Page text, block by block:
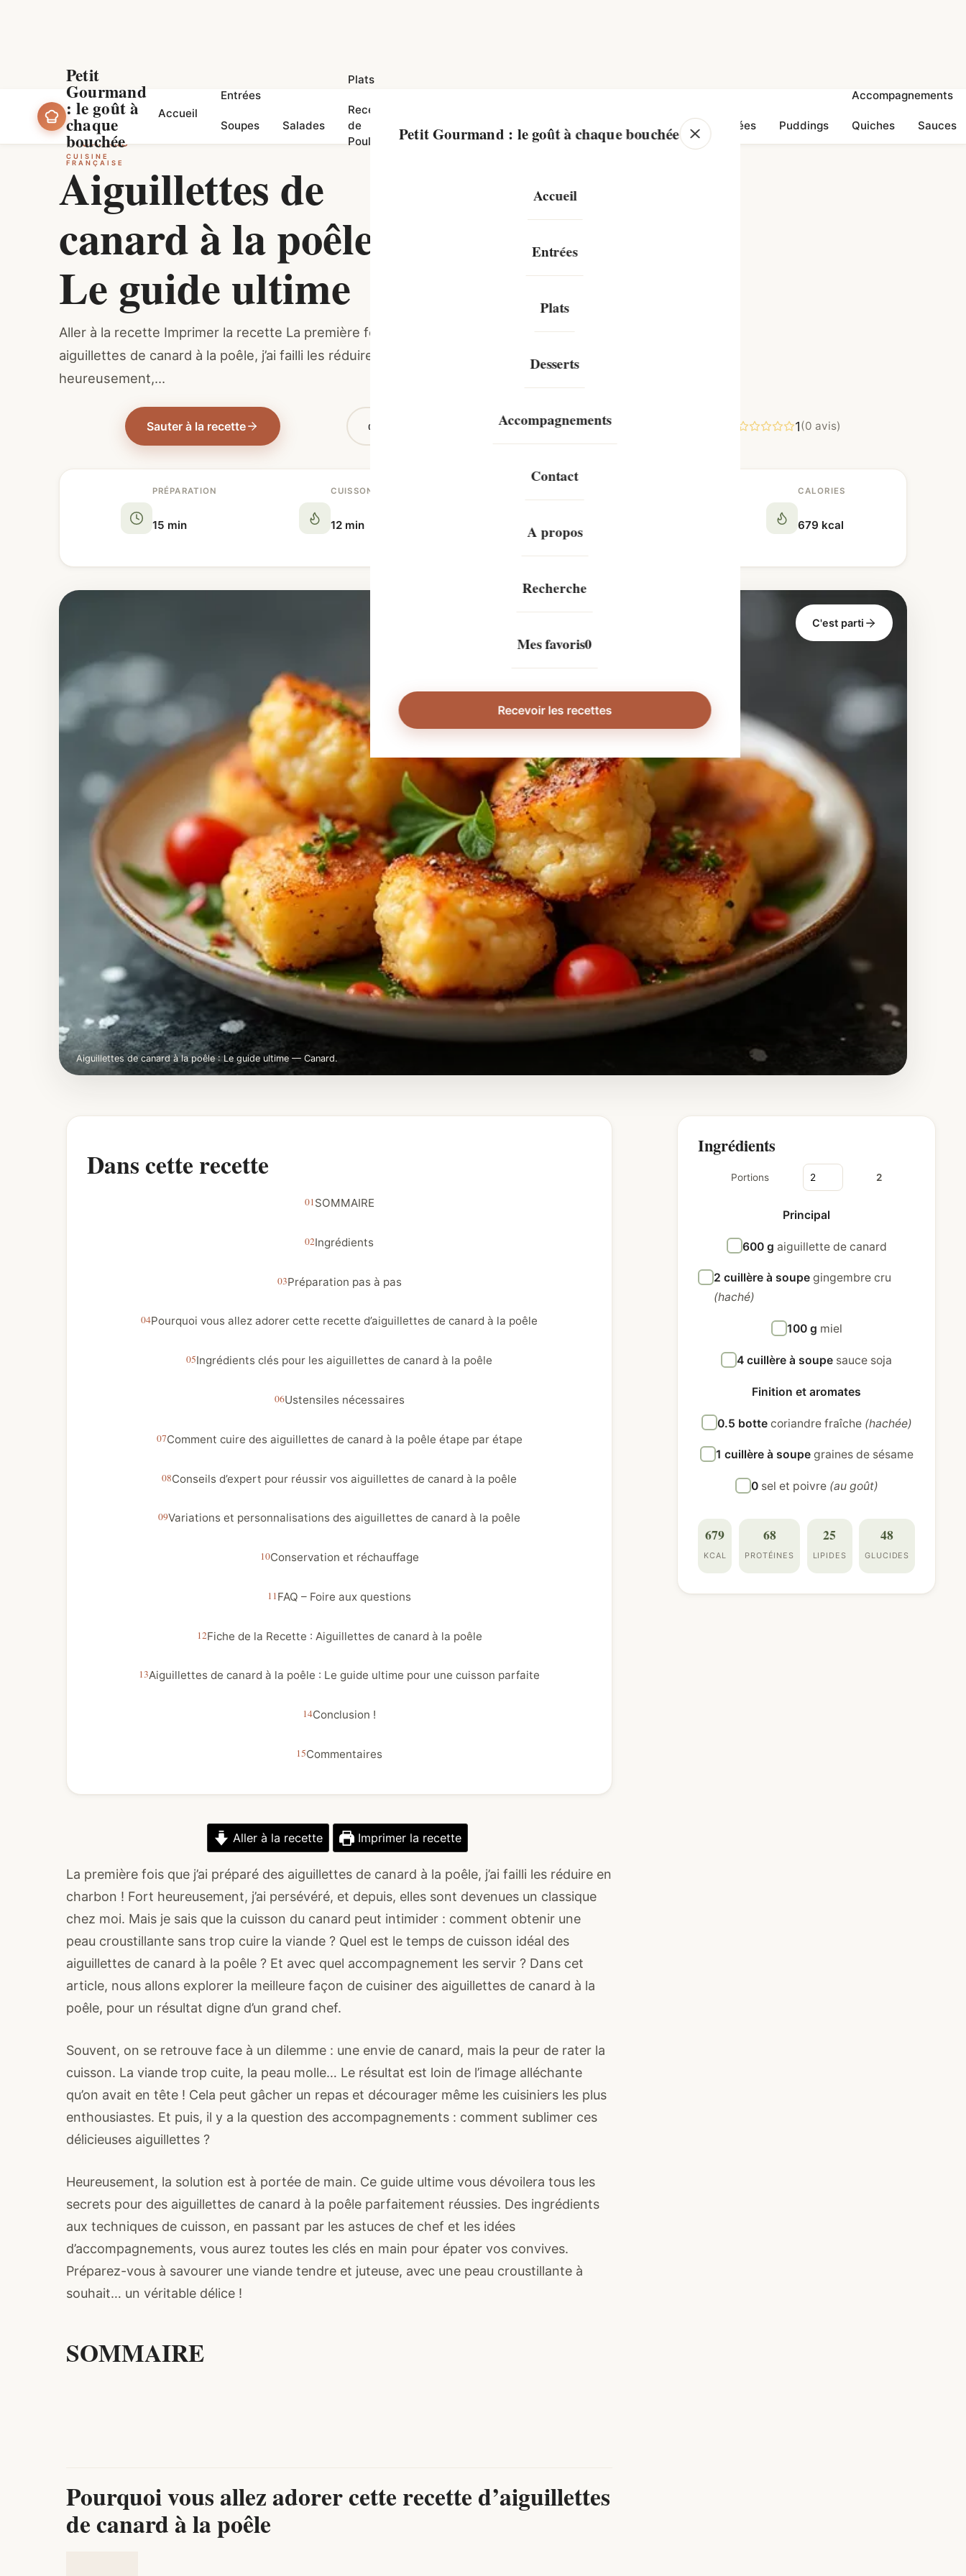
Petit
Gourmand
: le goût à
chaque
bouchée
CUISINE
FRANÇAISE
Accueil
Entrées
Soupes Salades
Plats
Recettes
de
Poulet
gâteaux glacées Puddings
Accompagnements
Quiches Sauces
Petit Gourmand : le goût à chaque bouchée
Accueil
Entrées
Plats
Desserts
Accompagnements
Contact
A propos
Recherche
Mes favoris0
Recevoir les recettes
CANARD
Aiguillettes de
canard à la poêle :
Le guide ultime
Aller à la recette Imprimer la recette La première fois que j’ai préparé des
aiguillettes de canard à la poêle, j’ai failli les réduire en charbon ! Fort
heureusement,…
Sauter à la recette Enregistrer Partager 1(0 avis)
PRÉPARATION
15 min
CUISSON
12 min
CALORIES
679 kcal
Aiguillettes de canard à la poêle : Le guide ultime — Canard.
C'est parti
Dans cette recette
SOMMAIRE
Ingrédients
Préparation pas à pas
Pourquoi vous allez adorer cette recette d’aiguillettes de canard à la poêle
Ingrédients clés pour les aiguillettes de canard à la poêle
Ustensiles nécessaires
Comment cuire des aiguillettes de canard à la poêle étape par étape
Conseils d’expert pour réussir vos aiguillettes de canard à la poêle
Variations et personnalisations des aiguillettes de canard à la poêle
Conservation et réchauffage
FAQ – Foire aux questions
Fiche de la Recette : Aiguillettes de canard à la poêle
Aiguillettes de canard à la poêle : Le guide ultime pour une cuisson parfaite
Conclusion !
Commentaires
Aller à la recette Imprimer la recette
La première fois que j’ai préparé des aiguillettes de canard à la poêle, j’ai failli les réduire en
charbon ! Fort heureusement, j’ai persévéré, et depuis, elles sont devenues un classique
chez moi. Mais je sais que la cuisson du canard peut intimider : comment obtenir une
peau croustillante sans trop cuire la viande ? Quel est le temps de cuisson idéal des
aiguillettes de canard à la poêle ? Et avec quel accompagnement les servir ? Dans cet
article, nous allons explorer la meilleure façon de cuisiner des aiguillettes de canard à la
poêle, pour un résultat digne d’un grand chef.
Souvent, on se retrouve face à un dilemme : une envie de canard, mais la peur de rater la
cuisson. La viande trop cuite, la peau molle… Le résultat est loin de l’image alléchante
qu’on avait en tête ! Cela peut gâcher un repas et décourager même les cuisiniers les plus
enthousiastes. Et puis, il y a la question des accompagnements : comment sublimer ces
délicieuses aiguillettes ?
Heureusement, la solution est à portée de main. Ce guide ultime vous dévoilera tous les
secrets pour des aiguillettes de canard à la poêle parfaitement réussies. Des ingrédients
aux techniques de cuisson, en passant par les astuces de chef et les idées
d’accompagnements, vous aurez toutes les clés en main pour épater vos convives.
Préparez-vous à savourer une viande tendre et juteuse, avec une peau croustillante à
souhait… un véritable délice !
SOMMAIRE
Pourquoi vous allez adorer cette recette d’aiguillettes
de canard à la poêle
Ingrédients
Portions 2
Principal
600 g aiguillette de canard
2 cuillère à soupe gingembre cru
(haché)
100 g miel
4 cuillère à soupe sauce soja
Finition et aromates
0.5 botte coriandre fraîche (hachée)
1 cuillère à soupe graines de sésame
0 sel et poivre (au goût)
679
KCAL
68
PROTÉINES
25
LIPIDES
48
GLUCIDES